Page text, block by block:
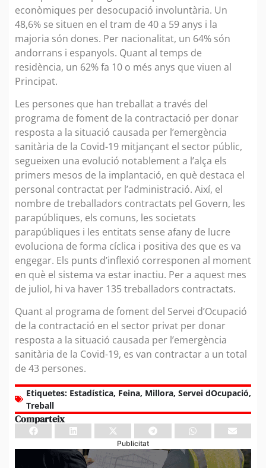
econòmiques per desocupació involuntària. Un
48,6% se situen en el tram de 40 a 59 anys i la
majoria són dones. Per nacionalitat, un 64% són
andorrans i espanyols. Quant al temps de
residència, un 62% fa 10 o més anys que viuen al
Principat.
Les persones que han treballat a través del
programa de foment de la contractació per donar
resposta a la situació causada per l’emergència
sanitària de la Covid-19 mitjançant el sector públic,
segueixen una evolució notablement a l’alça els
primers mesos de la implantació, en què destaca el
personal contractat per l’administració. Així, el
nombre de treballadors contractats pel Govern, les
parapúbliques, els comuns, les societats
parapúbliques i les entitats sense afany de lucre
evoluciona de forma cíclica i positiva des que es va
engegar. Els punts d’inflexió corresponen al moment
en què el sistema va estar inactiu. Per a aquest mes
de juliol, hi va haver 135 treballadors contractats.
Quant al programa de foment del Servei d’Ocupació
de la contractació en el sector privat per donar
resposta a la situació causada per l’emergència
sanitària de la Covid-19, es van contractar a un total
de 43 persones.
Etiquetes: Estadística, Feina, Millora, Servei dOcupació,
Treball
Comparteix
Publicitat